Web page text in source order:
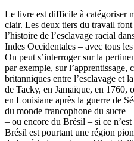
Le livre est difficile à catégoriser
clair. Les deux tiers du travail font
l’histoire de l’esclavage racial
Indes Occidentales – avec tous
On peut s’interroger sur la
par exemple, sur l’apprentissage,
britanniques entre l’esclavage et
de Tacky, en Jamaïque, en 1760,
en Louisiane après la guerre de
du monde francophone du sucre
– ou encore du Brésil – si ce
Brésil est pourtant une région